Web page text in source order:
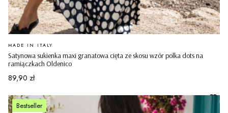
Satynowa sukienka maxi granatowa cięta ze skosu wzór polka dots na
ramiączkach Oldenico
PRODUCENT
MADE IN ITALY
Cena
89,90 zł
Bestseller